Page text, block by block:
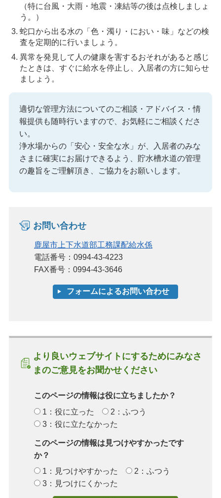
（特に台風・大雨・地震・凍結等の後は点検しましょ
う。）
蛇口から出る水の「色・濁り・におい・味」などの検
査を定期的に行いましょう。
異常を発見して人の健康を害するおそれがあると感じ
たときは、すぐに給水を停止し、入居者の方に知らせ
ましょう。
適切な管理方法についてのご相談・アドバイス・情
報提供も随時行いますので、お気軽にご相談くださ
い。
浄水場からの「安心・安全な水」が、入居者のみな
さまに確実にお届けできるよう、貯水槽水道の管理
の趣旨をご理解頂き、ご協力をお願いします。
お問い合わせ
鹿屋市上下水道部工務課配給水係
電話番号：0994-43-4223
FAX番号：0994-43-3646
より良いウェブサイトにするためにみなさ
まのご意見をお聞かせください
このページの情報は役に立ちましたか？
1：役に立った
2：ふつう
3：役に立たなかった
このページの情報は見つけやすかったです
か？
1：見つけやすかった
2：ふつう
3：見つけにくかった